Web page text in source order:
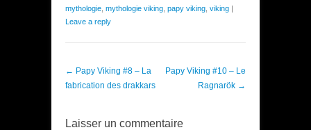
mythologie mythologie viking papy viking viking |
Leave a reply
Post navigation
← Papy Viking #8 – La
fabrication des drakkars
Papy Viking #10 – Le
Ragnarök →
Laisser un commentaire